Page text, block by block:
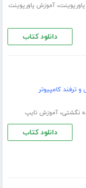
،آموزش پاورپوینت
دانلود کتاب
ترفند کامپیوتر
نگشتی،آموزش تایپ
دانلود کتاب